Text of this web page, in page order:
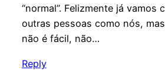
“normal”. Felizmente já vamos
outras pessoas como nós,
não é fácil, não…
Reply